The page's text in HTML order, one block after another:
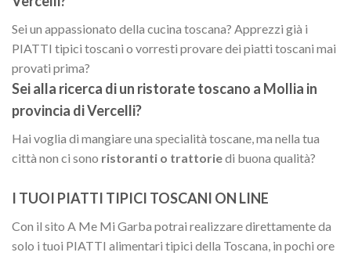
Sei un appassionato della cucina toscana? Apprezzi già i
PIATTI tipici toscani o vorresti provare dei piatti toscani mai
provati prima?
Sei alla ricerca di un ristorate toscano a Mollia in
provincia diVercelli?
Hai voglia di mangiare una specialità toscane, ma nella tua
città non ci sono ristoranti o trattoriedi buona qualità?
I TUOI PIATTI TIPICI TOSCANI ON LINE
Con il sito A Me Mi Garba potrai realizzare direttamente da
solo i tuoi PIATTI alimentari tipici della Toscana, in pochi ore